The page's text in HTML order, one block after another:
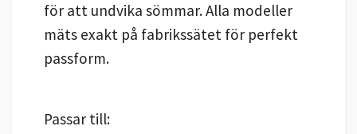
för att undvika sömmar. Alla modeller
mäts exakt på fabrikssätet för perfekt
passform.
Passar till: